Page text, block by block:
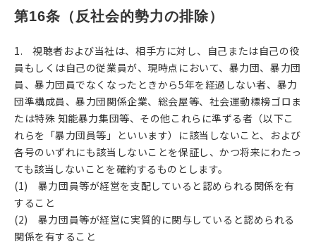
第16条（反社会的勢力の排除）
1. 視聴者および当社は、相手方に対し、自己または自己の役
員もしくは自己の従業員が、現時点において、暴力団、暴力団
員、暴力団員でなくなったときから5年を経過しない者、暴力
団準構成員、暴力団関係企業、総会屋等、社会運動標榜ゴロま
たは特殊 知能暴力集団等、その他これらに準ずる者（以下こ
れらを「暴力団員等」といいます）に該当しないこと、および
各号のいずれにも該当しないことを保証し、かつ将来にわたっ
ても該当しないことを確約するものとします。
(1) 暴力団員等が経営を支配していると認められる関係を有
すること
(2) 暴力団員等が経営に実質的に関与していると認められる
関係を有すること